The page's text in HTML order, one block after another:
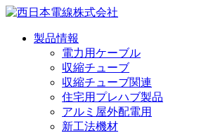
製品情報
電力用ケーブル
収縮チューブ
収縮チューブ関連
住宅用プレハブ製品
アルミ屋外配電用
新工法機材